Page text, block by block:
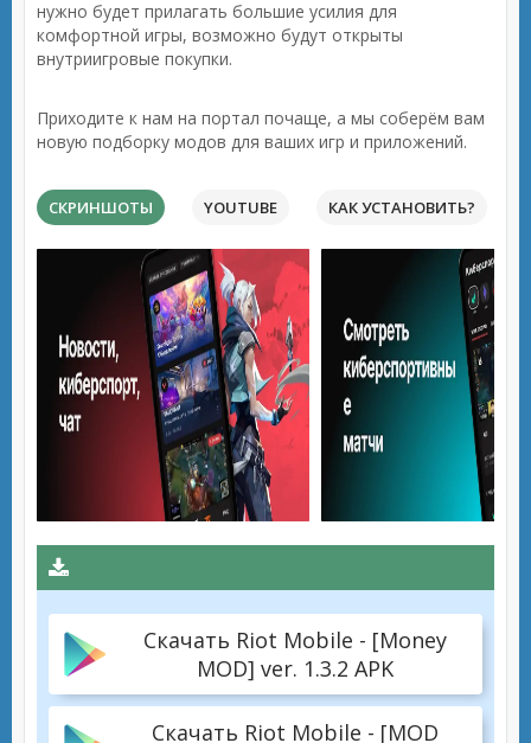
нужно будет прилагать большие усилия для
комфортной игры, возможно будут открыты
внутриигровые покупки.
Приходите к нам на портал почаще, а мы соберём вам
новую подборку модов для ваших игр и приложений.
СКРИНШОТЫ YOUTUBE КАК УСТАНОВИТЬ?
Скачать Riot Mobile - [Money
MOD] ver. 1.3.2 APK
Скачать Riot Mobile - [MOD